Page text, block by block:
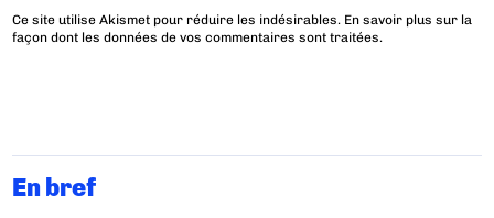
Ce site utilise Akismet pour réduire les indésirables. En savoir plus sur la
façon dont les données de vos commentaires sont traitées.
En bref